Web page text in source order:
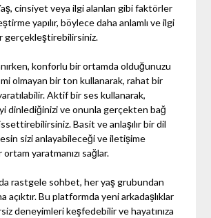
cinsiyet veya ilgi alanları gibi faktörler
yapılır, böylece daha anlamlı ve ilgi
gerçekleştirebilirsiniz.
konforlu bir ortamda olduğunuzu
olmayan bir ton kullanarak, rahat bir
Aktif bir ses kullanarak,
dinlediğinizi ve onunla gerçekten bağ
Basit ve anlaşılır bir dil
sizi anlayabileceği ve iletişime
yaratmanızı sağlar.
rastgele sohbet, her yaş grubundan
açıktır. Bu platformda yeni arkadaşlıklar
deneyimleri keşfedebilir ve hayatınıza